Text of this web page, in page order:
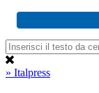
» Italpress